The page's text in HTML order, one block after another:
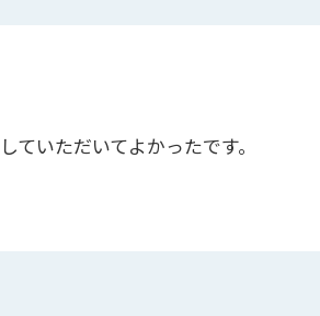
いただいてよかったです。